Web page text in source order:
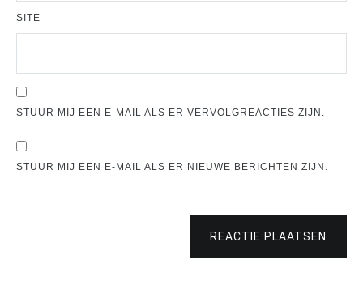
SITE
STUUR MIJ EEN E-MAIL ALS ER VERVOLGREACTIES ZIJN.
STUUR MIJ EEN E-MAIL ALS ER NIEUWE BERICHTEN ZIJN.
REACTIE PLAATSEN